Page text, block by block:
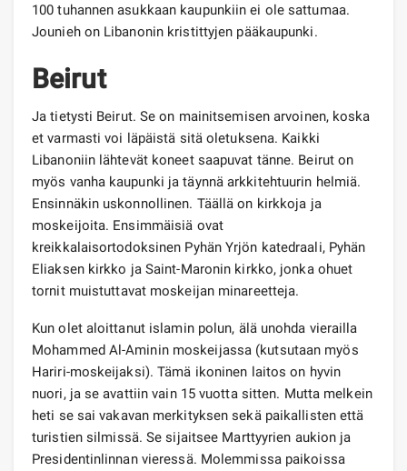
100 tuhannen asukkaan kaupunkiin ei ole sattumaa.
Jounieh on Libanonin kristittyjen pääkaupunki.
Beirut
Ja tietysti Beirut. Se on mainitsemisen arvoinen, koska
et varmasti voi läpäistä sitä oletuksena. Kaikki
Libanoniin lähtevät koneet saapuvat tänne. Beirut on
myös vanha kaupunki ja täynnä arkkitehtuurin helmiä.
Ensinnäkin uskonnollinen. Täällä on kirkkoja ja
moskeijoita. Ensimmäisiä ovat
kreikkalaisortodoksinen Pyhän Yrjön katedraali, Pyhän
Eliaksen kirkko ja Saint-Maronin kirkko, jonka ohuet
tornit muistuttavat moskeijan minareetteja.
Kun olet aloittanut islamin polun, älä unohda vierailla
Mohammed Al-Aminin moskeijassa (kutsutaan myös
Hariri-moskeijaksi). Tämä ikoninen laitos on hyvin
nuori, ja se avattiin vain 15 vuotta sitten. Mutta melkein
heti se sai vakavan merkityksen sekä paikallisten että
turistien silmissä. Se sijaitsee Marttyyrien aukion ja
Presidentinlinnan vieressä. Molemmissa paikoissa